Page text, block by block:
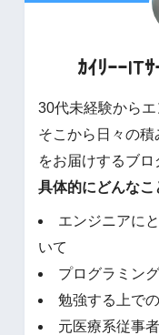
ｶｲﾘｰｰIT
30代未経験から
そこから日々の積
をお届けするブロ
具体的にどんなこ
エンジニアに
いて
プログラミン
勉強する上で
元医療系従事